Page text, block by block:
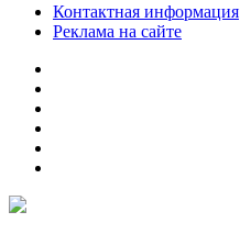
Контактная информация
Реклама на сайте